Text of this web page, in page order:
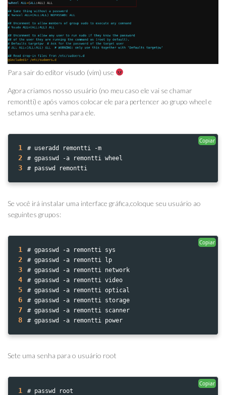
Para sair do editor visudo (vim) use
Agora criamos nosso usuário (no meu caso ele vai se chamar
remontti) e após vamos colocar ele para pertencer ao grupo wheel e
setamos uma senha para ele.
1 # useradd remontti -m
2 # gpasswd -a remontti wheel
3 # passwd remontti
Copiar
Se você irá instalar uma interface gráfica,coloque seu usuário ao
seguintes grupos:
1 # gpasswd -a remontti sys
2 # gpasswd -a remontti lp
3 # gpasswd -a remontti network
4 # gpasswd -a remontti video
5 # gpasswd -a remontti optical
6 # gpasswd -a remontti storage
7 # gpasswd -a remontti scanner
8 # gpasswd -a remontti power
Copiar
Sete uma senha para o usuário root
1 # passwd root
Copiar